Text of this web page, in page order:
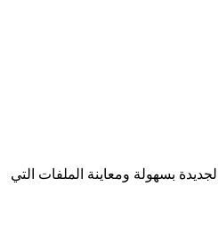
نحن متحمسون للإعلان عن أحدث تحديث لتطبيق Doconut.app، صُمم لتحسين تجربتك وتبسيط اختبار الملفات وعرضها! مع هذا التحديث، يمكنك الآن اختبار قدرات Doconut الجديدة بسهولة ومعاينة الملفات التي